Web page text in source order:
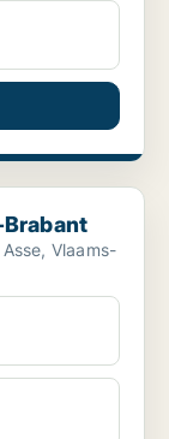
Brabant